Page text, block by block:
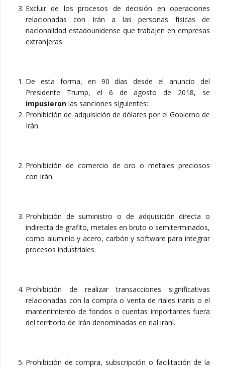
Excluir de los procesos de decisión en operaciones
relacionadas con Irán a las personas físicas de
nacionalidad estadounidense que trabajen en empresas
extranjeras.
De esta forma, en 90 días desde el anuncio del
Presidente Trump, el 6 de agosto de 2018, se
impusieron las sanciones siguientes:
Prohibición de adquisición de dólares por el Gobierno de
Irán.
Prohibición de comercio de oro o metales preciosos
con Irán.
Prohibición de suministro o de adquisición directa o
indirecta de grafito, metales en bruto o semiterminados,
como aluminio y acero, carbón y software para integrar
procesos industriales.
Prohibición de realizar transacciones significativas
relacionadas con la compra o venta de riales iranís o el
mantenimiento de fondos o cuentas importantes fuera
del territorio de Irán denominadas en rial iraní.
Prohibición de compra, subscripción o facilitación de la